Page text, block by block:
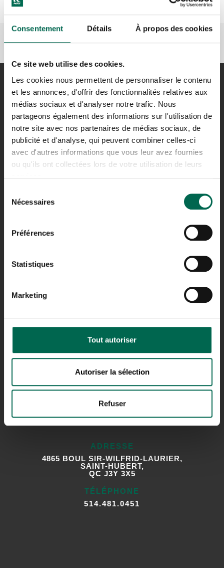
Consentement Détails À propos des cookies
Ce site web utilise des cookies.
Les cookies nous permettent de personnaliser le contenu
et les annonces, d'offrir des fonctionnalités relatives aux
médias sociaux et d'analyser notre trafic. Nous
partageons également des informations sur l'utilisation de
notre site avec nos partenaires de médias sociaux, de
publicité et d'analyse, qui peuvent combiner celles-ci
avec d'autres informations que vous leur avez fournies
ou qu'ils ont collectées lors de votre utilisation de leurs
Nécessaires
Préférences
Statistiques
Marketing
Tout autoriser
Autoriser la sélection
Refuser
H8R 1K6
SAINT-HUBERT
ADRESSE
4865 BOUL SIR-WILFRID-LAURIER,
SAINT-HUBERT,
QC J3Y 3X5
TÉLÉPHONE
514.481.0451